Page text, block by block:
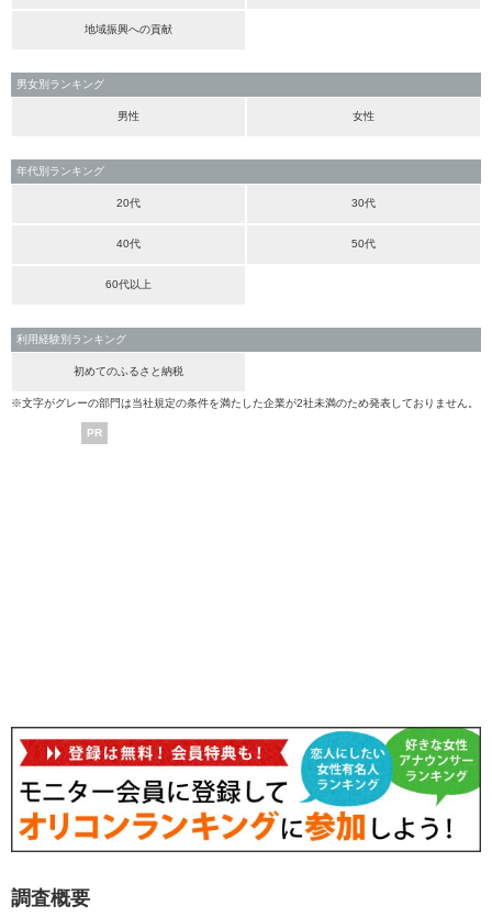
地域振興への貢献
男女別ランキング
男性 女性
年代別ランキング
20代 30代
40代 50代
60代以上
利用経験別ランキング
初めてのふるさと納税
※文字がグレーの部門は当社規定の条件を満たした企業が2社未満のため発表しておりません。
PR
調査概要